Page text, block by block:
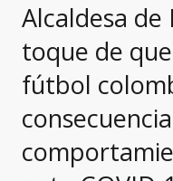
Alcaldesa
toque de
fútbol